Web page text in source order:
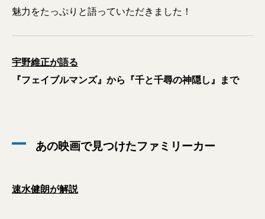
魅力をたっぷりと語っていただきました！
宇野維正が語る
『フェイブルマンズ』から『千と千尋の神隠し』まで
あの映画で見つけたファミリーカー
速水健朗が解説